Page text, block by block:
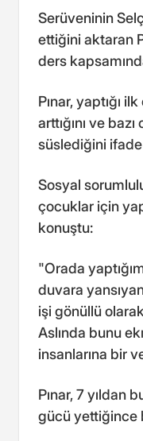
Serüveninin
ettiğini aktaran
ders
Pınar, yaptığı
arttığını ve
süslediğini
Sosyal
çocuklar için
konuştu:
"Orada
duvara
işi gönüllü
Aslında bunu
insanlarına bir
Pınar, 7 yıldan
gücü yettiğince